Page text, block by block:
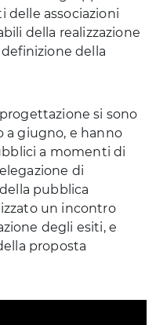
delle associazioni
della realizzazione
della
si sono
a giugno, e hanno
a momenti di
di
pubblica
un incontro
degli esiti, e
proposta